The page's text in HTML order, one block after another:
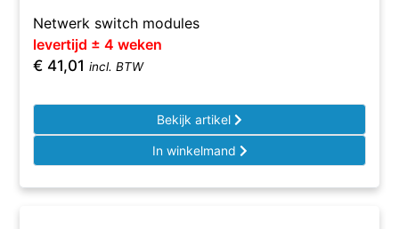
Netwerk switch modules
levertijd ± 4 weken
€ 41,01 incl. BTW
Bekijk artikel
In winkelmand